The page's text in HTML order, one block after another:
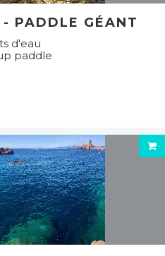
PADDLE GÉANT
d'eau
paddle